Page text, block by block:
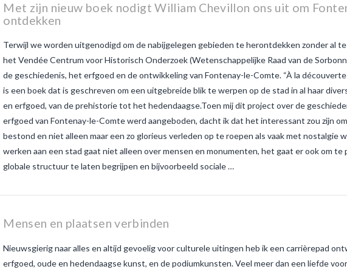
Met zijn nieuw boek nodigt William Chevillon ons uit om
ontdekken
Terwijl we worden uitgenodigd om de nabijgelegen gebieden te herontdekken zonder al
het Vendée Centrum voor Historisch Onderzoek (Wetenschappelijke Raad van de
de geschiedenis, het erfgoed en de ontwikkeling van Fontenay-le-Comte. “À la
is een boek dat is geschreven om een uitgebreide blik te werpen op de stad in al haar
en erfgoed, van de prehistorie tot het hedendaagse.Toen mij dit project over de
erfgoed van Fontenay-le-Comte werd aangeboden, dacht ik dat het interessant zou zijn
bestond en niet alleen maar een zo glorieus verleden op te roepen als vaak met nostalgie
werken aan een stad gaat niet alleen over mensen en monumenten, het gaat er ook om te
globale structuur te laten begrijpen en bijvoorbeeld sociale …
Mensen en plaatsen verbinden
Nieuwsgierig naar alles en altijd gevoelig voor culturele uitingen heb ik een carrièrepad
erfgoed, oude en hedendaagse kunst, en de podiumkunsten. Veel meer dan een liefde